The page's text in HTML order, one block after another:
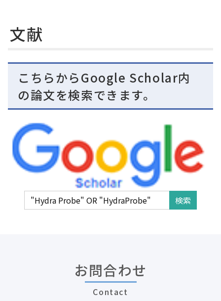
文献
こちらからGoogle Scholar内
の論文を検索できます。
お問合わせ
Contact